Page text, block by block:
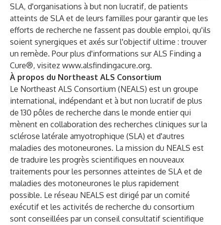
SLA, d'organisations à but non lucratif, de patients
atteints de SLA et de leurs familles pour garantir que les
efforts de recherche ne fassent pas double emploi, qu'ils
soient synergiques et axés sur l'objectif ultime : trouver
un remède. Pour plus d'informations sur ALS Finding a
Cure®, visitez www.alsfindingacure.org.
À propos du Northeast ALS Consortium
Le Northeast ALS Consortium (NEALS) est un groupe
international, indépendant et à but non lucratif de plus
de 130 pôles de recherche dans le monde entier qui
mènent en collaboration des recherches cliniques sur la
sclérose latérale amyotrophique (SLA) et d'autres
maladies des motoneurones. La mission du NEALS est
de traduire les progrès scientifiques en nouveaux
traitements pour les personnes atteintes de SLA et de
maladies des motoneurones le plus rapidement
possible. Le réseau NEALS est dirigé par un comité
exécutif et les activités de recherche du consortium
sont conseillées par un conseil consultatif scientifique